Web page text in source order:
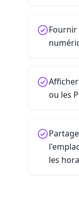
Fournir
ou les
les